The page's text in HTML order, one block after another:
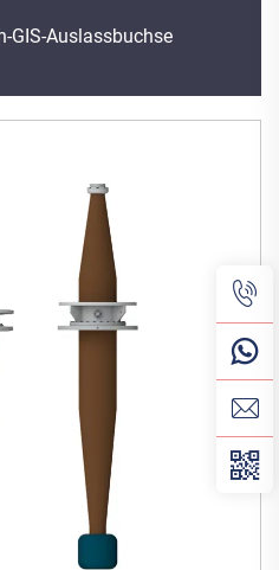
GIS-Auslassbuchse